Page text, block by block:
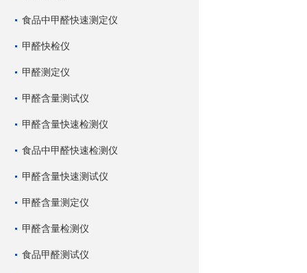
食品中甲醛快速测定仪
甲醛快检仪
甲醛测定仪
甲醛含量测试仪
甲醛含量快速检测仪
食品中甲醛快速检测仪
甲醛含量快速测试仪
甲醛含量测定仪
甲醛含量检测仪
食品甲醛测试仪